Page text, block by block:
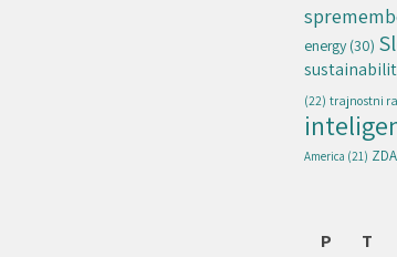
energy (30)
(22) trajnostni
America (21) ZDA
P
T